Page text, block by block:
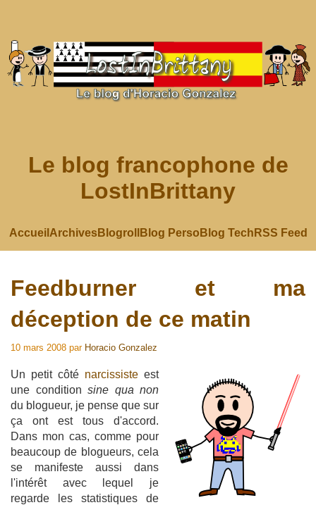
Le blog francophone de
LostInBrittany
Accueil ArchivesBlogroll Blog Perso Blog Tech RSS Feed
Feedburner et ma
déception de ce matin
10 mars 2008 par Horacio Gonzalez
Un petit côté narcissiste est
une condition sine qua non
du blogueur, je pense que sur
ça ont est tous d'accord.
Dans mon cas, comme pour
beaucoup de blogueurs, cela
se manifeste aussi dans
l'intérêt avec lequel je
regarde les statistiques de